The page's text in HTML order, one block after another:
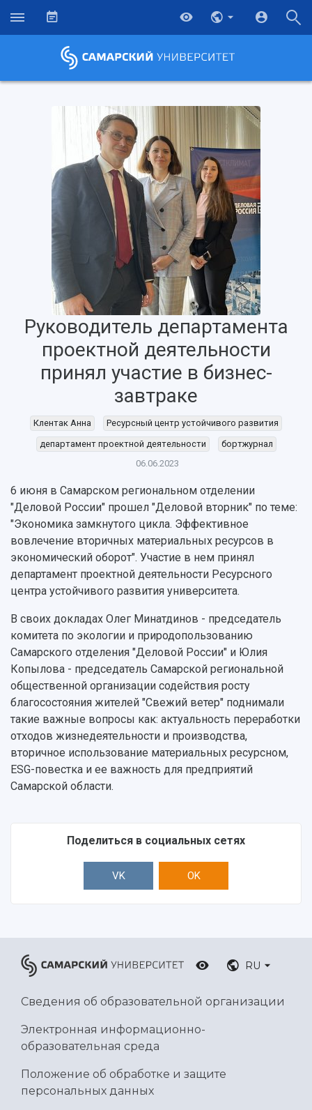
НАЗАД
Об университете
История
Ключевые факты
Рейтинги
Наблюдательный совет
Попечительский совет
Кадровый резерв
Персоналии
Сотрудники и преподаватели
Заслуженные деятели
Структура университета
Институты и факультеты
Кафедры
Научные подразделения
Отделы и службы
Общественные организации
Институт искусственного интеллекта
Инжиниринговый центр
Аграрный карбоновый полигон
Архив
Фирменный стиль
3D-тур по университету
Международный межвузовский кампус
Сведения об образовательной организации
Официальные документы
Новости
Главные новости
Бортжурнал
Объявления
СМИ об университете
Газета "Самарский университет"
Мы в соцсетях
Мультимедиа
Подкасты
Просветительский проект "Одержимы
Образование
Почему я выбираю Самарский университет?
Абитуриенту
Бакалавриат и специалитет
Учебные планы
Дополнительное образование
Институты и факультеты
Образовательные программы
Профессорско-преподавательский состав
Расписание занятий
Стипендии
Тестирование иностранных граждан на
знание русского языка, истории России и
основ законодательства РФ
Платные образовательные услуги
Подготовительные курсы
Библиотека
Научно-исследовательская деятельность
Основные научные направления
Научные школы и ведущие научные коллективы
Диссертационные советы
Подготовка научных кадров
Научно-технический совет
Аспирантура и докторантура
Справочные материалы
Научная инфраструктура
Научно-исследовательские подразделения
исследовательской деятельностью
Материальная база
Подразделения научного обслуживания
Организационные документы
Результаты научно-исследовательской
деятельности
Научно-технические разработки
Конкурсы научных проектов и грантов
Областной конкурс "Молодой учёный"
Отчеты о научно-исследовательской
Научные конференции
Руководитель департамента
проектной деятельности
принял участие в бизнес-
завтраке
Клентак Анна
Ресурсный центр устойчивого развития
департамент проектной деятельности
бортжурнал
06.06.2023
6 июня в Самарском региональном отделении
"Деловой России" прошел "Деловой вторник" по теме:
"Экономика замкнутого цикла. Эффективное
вовлечение вторичных материальных ресурсов в
экономический оборот". Участие в нем принял
департамент проектной деятельности Ресурсного
центра устойчивого развития университета.
В своих докладах Олег Минатдинов - председатель
комитета по экологии и природопользованию
Самарского отделения "Деловой России" и Юлия
Копылова - председатель Самарской региональной
общественной организации содействия росту
благосостояния жителей "Свежий ветер" поднимали
такие важные вопросы как: актуальность переработки
отходов жизнедеятельности и производства,
вторичное использование материальных ресурсном,
ESG-повестка и ее важность для предприятий
Самарской области.
Поделиться в социальных сетях
VK OK
RU
Сведения об образовательной организации
Электронная информационно-
образовательная среда
Положение об обработке и защите
персональных данных